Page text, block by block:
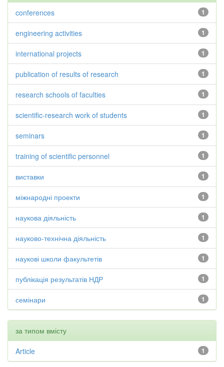
1
conferences
1
engineering activities
1
international projects
1
publication of results of research
1
research schools of faculties
1
scientific-research work of students
1
seminars
1
training of scientific personnel
1
виставки
1
міжнародні проекти
1
наукова діяльність
1
науково-технічна діяльність
1
наукові школи факультетів
1
публікація результатів НДР
1
семінари
за типом вмісту
1
Article